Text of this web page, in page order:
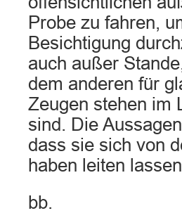
Probe zu fahren,
Besichtigung
auch außer
dem anderen für
Zeugen stehen im
sind. Die
dass sie sich von
haben leiten
bb.